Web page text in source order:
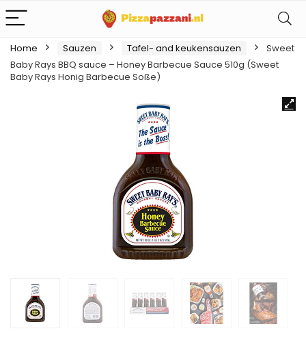
Home Sauzen Tafel- and keukensauzen
Sweet
Baby Rays BBQ sauce – Honey Barbecue Sauce 510g (Sweet
Baby Rays Honig Barbecue Soße)